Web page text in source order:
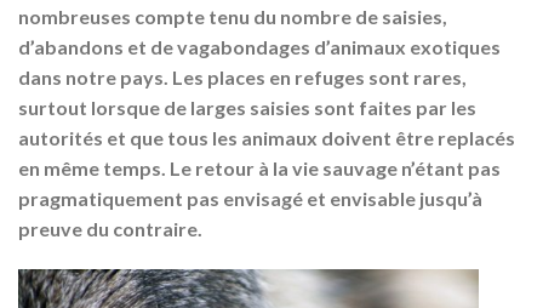
nombreuses compte tenu du nombre de saisies,
d’abandons et de vagabondages d’animaux exotiques
dans notre pays. Les places en refuges sont rares,
surtout lorsque de larges saisies sont faites par les
autorités et que tous les animaux doivent être replacés
en même temps. Le retour à la vie sauvage n’étant pas
pragmatiquement pas envisagé et envisable jusqu’à
preuve du contraire.